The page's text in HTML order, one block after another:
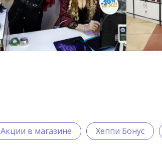
Акции в магазине Хеппи Бонус